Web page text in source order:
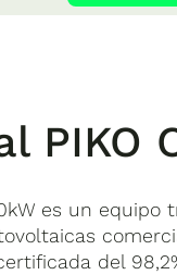
PIKO
es un
del